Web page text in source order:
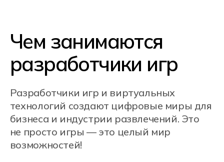
цифровые объекты (AR). Например:
VR- игра, где ты можешь «попасть»
в подводный мир или космос, AR-
игра, где персонажи появляются
на экране вашего телефона, как
в Pokemon GO